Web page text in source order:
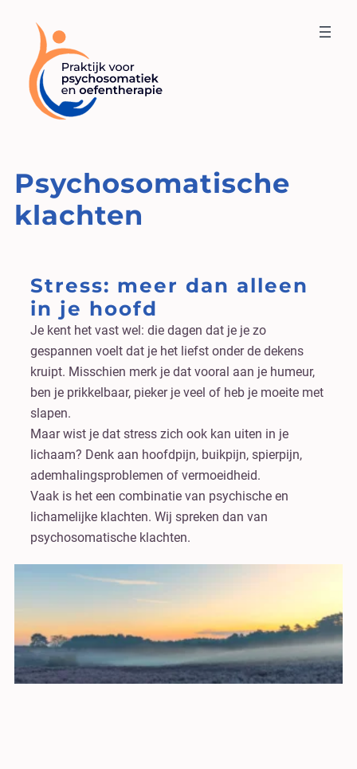
Psychosomatische
klachten
Stress: meer dan alleen
in je hoofd
Je kent het vast wel: die dagen dat je je zo
gespannen voelt dat je het liefst onder de dekens
kruipt. Misschien merk je dat vooral aan je humeur,
ben je prikkelbaar, pieker je veel of heb je moeite met
slapen.
Maar wist je dat stress zich ook kan uiten in je
lichaam? Denk aan hoofdpijn, buikpijn, spierpijn,
ademhalingsproblemen of vermoeidheid.
Vaak is het een combinatie van psychische en
lichamelijke klachten. Wij spreken dan van
psychosomatische klachten.